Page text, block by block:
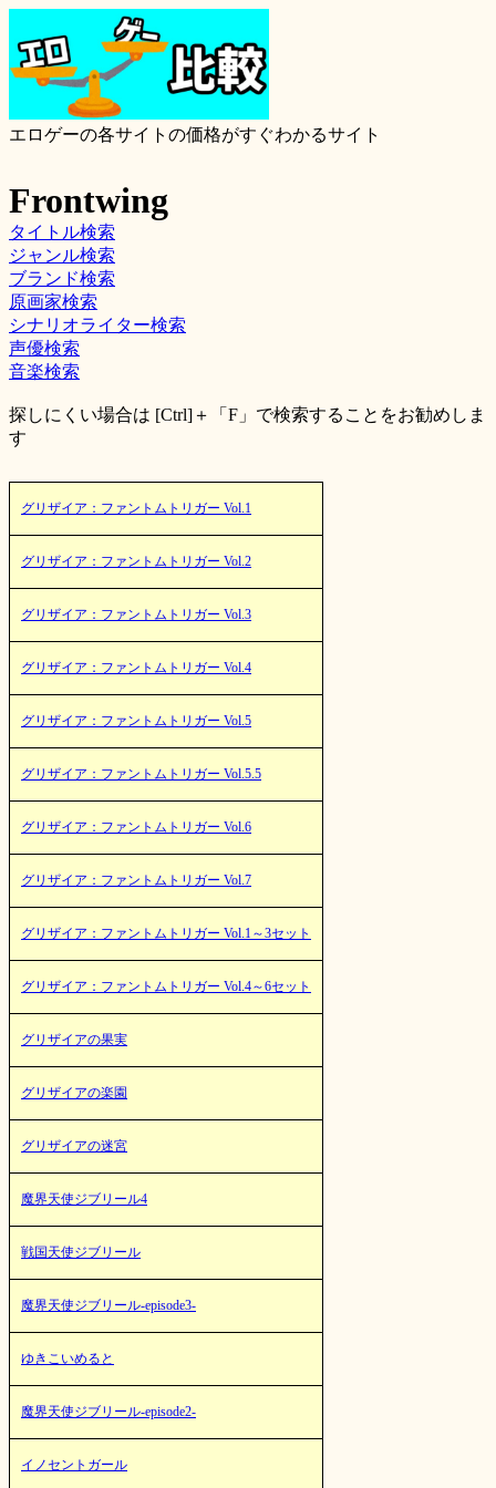
エロゲーの各サイトの価格がすぐわかるサイト
Frontwing
タイトル検索
ジャンル検索
ブランド検索
原画家検索
シナリオライター検索
声優検索
音楽検索
探しにくい場合は [Ctrl]＋「F」で検索することをお勧めしま
す
グリザイア：ファントムトリガー Vol.1
グリザイア：ファントムトリガー Vol.2
グリザイア：ファントムトリガー Vol.3
グリザイア：ファントムトリガー Vol.4
グリザイア：ファントムトリガー Vol.5
グリザイア：ファントムトリガー Vol.5.5
グリザイア：ファントムトリガー Vol.6
グリザイア：ファントムトリガー Vol.7
グリザイア：ファントムトリガー Vol.1～3セット
グリザイア：ファントムトリガー Vol.4～6セット
グリザイアの果実
グリザイアの楽園
グリザイアの迷宮
魔界天使ジブリール4
戦国天使ジブリール
魔界天使ジブリール-episode3-
ゆきこいめると
魔界天使ジブリール-episode2-
イノセントガール